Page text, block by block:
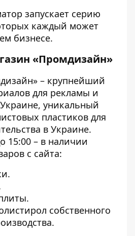
запускает серию
каждый может
бизнесе.
«Промдизайн»
» – крупнейший
для рекламы и
уникальный
пластиков для
в Украине.
15:00 – в наличии
с сайта:
собственного